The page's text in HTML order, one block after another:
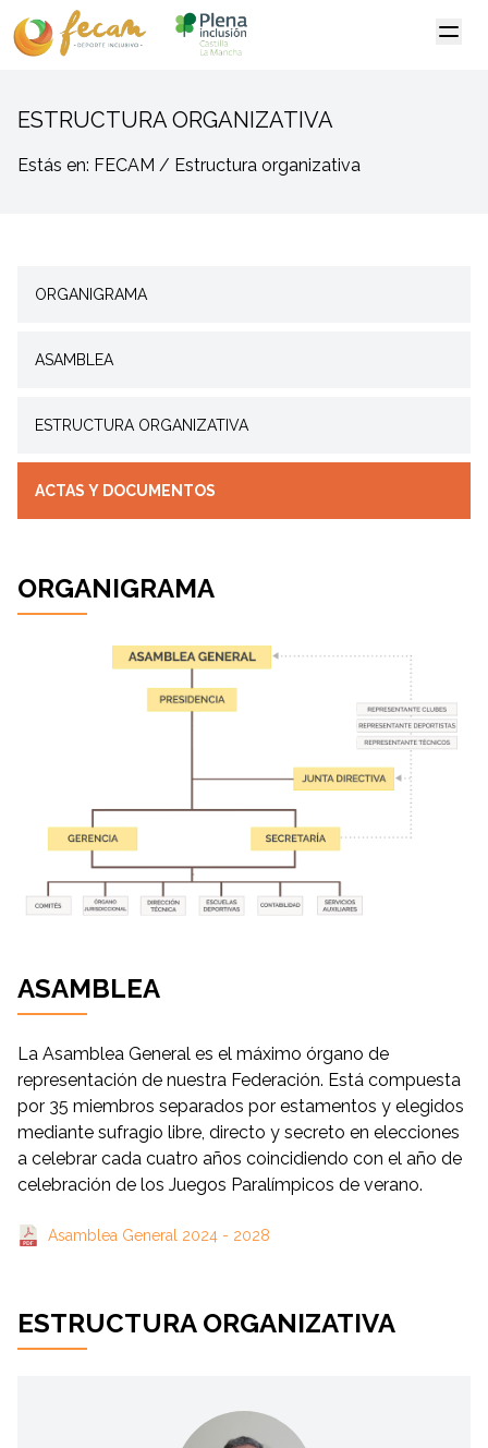
ESTRUCTURA ORGANIZATIVA
Estás en: FECAM / Estructura organizativa
ORGANIGRAMA
ASAMBLEA
ESTRUCTURA ORGANIZATIVA
ACTAS Y DOCUMENTOS
ORGANIGRAMA
ASAMBLEA
La Asamblea General es el máximo órgano de
representación de nuestra Federación. Está compuesta
por 35 miembros separados por estamentos y elegidos
mediante sufragio libre, directo y secreto en elecciones
a celebrar cada cuatro años coincidiendo con el año de
celebración de los Juegos Paralímpicos de verano.
Asamblea General 2024 - 2028
ESTRUCTURA ORGANIZATIVA